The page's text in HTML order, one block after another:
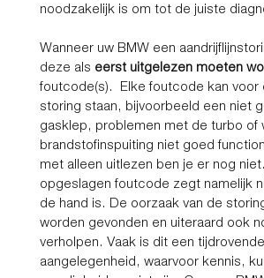
noodzakelijk is om tot de juiste
Wanneer uw BMW een
deze als eerst uitgelezen moeten
foutcode(s). Elke foutcode kan voor
storing staan, bijvoorbeeld een niet
gasklep, problemen met de turbo of
brandstofinspuiting niet goed
met alleen uitlezen ben je er nog
opgeslagen foutcode zegt namelijk
de hand is. De oorzaak van de
worden gevonden en uiteraard ook
verholpen. Vaak is dit een tijdrovende
aangelegenheid, waarvoor kennis,